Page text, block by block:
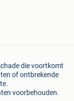
die voortkomt
of ontbrekende
voorbehouden.